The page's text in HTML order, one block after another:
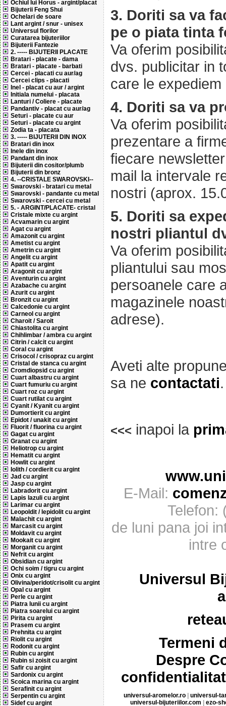
Ochiul lui Horus - argint/placat
Bijuterii Feng Shui
Ochelari de soare
Lant argint / snur - unisex
Universul florilor
Curatarea bijuteriilor
Bijuterii Fantezie
2. ----- BIJUTERII PLACATE
Bratari - placate - dama
Bratari - placate - barbati
Cercei - placati cu aur/ag
Cercei clips - placati
Inel - placat cu aur / argint
Initiala numelui - placata
Lanturi / Coliere - placate
Pandantiv - placat cu aur/ag
Seturi - placate cu aur
Seturi - placate cu argint
Zodia ta - placata
3. ----- BIJUTERII DIN INOX
Bratari din inox
Inele din inox
Pandant din inox
Bijuterii din cositor/plumb
Bijuterii din bronz
4. --CRISTALE SWAROVSKI--
Swarovski - bratari cu metal
Swarovski - pandante cu metal
Swarovski - cercei cu metal
5. - ARGINT/PLACATE- cristal
Cristale mixte cu argint
Acvamarin cu argint
Agat cu argint
Amazonit cu argint
Ametist cu argint
Ametrin cu argint
Angelit cu argint
Apatit cu argint
Aragonit cu argint
Aventurin cu argint
Azabache cu argint
Azurit cu argint
Bronzit cu argint
Calcedonie cu argint
Carneol cu argint
Charoit / Saroit
Chiastolita cu argint
Chihlimbar / ambra cu argint
Citrin / calcit cu argint
Coral cu argint
Crisocol / crisopraz cu argint
Cristal de stanca cu argint
Cromdiopsid cu argint
Cuart albastru cu argint
Cuart fumuriu cu argint
Cuart roz cu argint
Cuart rutilat cu argint
Cyanit / Kyanit cu argint
Dumortierit cu argint
Epidot / unakit cu argint
Fluorit / fluorina cu argint
Gagat cu argint
Granat cu argint
Heliotrop cu argint
Hematit cu argint
Howlit cu argint
Iolith / cordierit cu argint
Jad cu argint
Jasp cu argint
Labradorit cu argint
Lapis lazuli cu argint
Larimar cu argint
Leopoldit / lepidolit cu argint
Malachit cu argint
Marcasit cu argint
Moldavit cu argint
Mookait cu argint
Morganit cu argint
Nefrit cu argint
Obsidian cu argint
Ochi soim / tigru cu argint
Onix cu argint
Olivina/peridot/crisolit cu argint
Opal cu argint
Perle cu argint
Piatra lunii cu argint
Piatra soarelui cu argint
Pirita cu argint
Prasem cu argint
Prehnita cu argint
Riolit cu argint
Rodonit cu argint
Rubin cu argint
Rubin si zoisit cu argint
Safir cu argint
Sardonix cu argint
Scoica marina cu argint
Serafinit cu argint
Serpentin cu argint
Sidef cu argint
3. Doriti sa va
pe o piata tinta
Va oferim
dvs. publicitar in
care le
4. Doriti sa va
Va oferim
prezentare a
fiecare
mail la intervale
nostri (aprox.
5. Doriti sa
nostri pliantul
Va oferim
pliantului sau
persoanele care
magazinele
adrese).
Aveti alte
sa ne contactati.
<<< inapoi la
E-Mail:
Telefon:
de luni pana joi
intre
Universul
Termeni
Despre
universul-aromelor.ro
universul-
universul-bijuteriilor.com
ezo-